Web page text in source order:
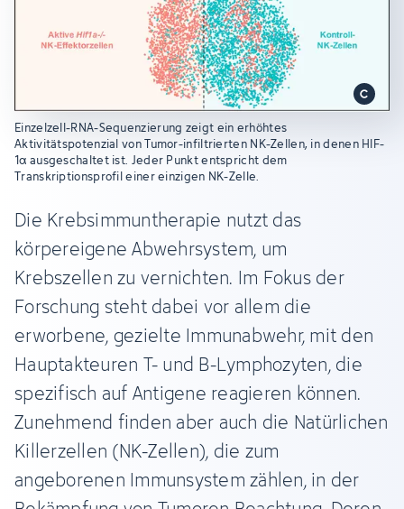
Einzelzell-RNA-Sequenzierung zeigt ein erhöhtes
Aktivitätspotenzial von Tumor-infiltrierten NK-Zellen, in denen HIF-
1α ausgeschaltet ist. Jeder Punkt entspricht dem
Transkriptionsprofil einer einzigen NK-Zelle.
Die Krebsimmuntherapie nutzt das
körpereigene Abwehrsystem, um
Krebszellen zu vernichten. Im Fokus der
Forschung steht dabei vor allem die
erworbene, gezielte Immunabwehr, mit den
Hauptakteuren T- und B-Lymphozyten, die
spezifisch auf Antigene reagieren können.
Zunehmend finden aber auch die Natürlichen
Killerzellen (NK-Zellen), die zum
angeborenen Immunsystem zählen, in der